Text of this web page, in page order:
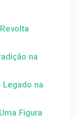
na
na
Figura